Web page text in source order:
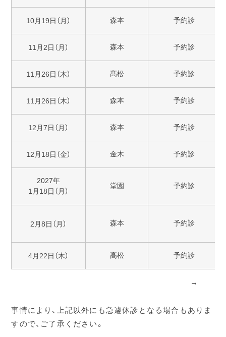
10月19日（月） 森本 予約診
11月2日（月） 森本 予約診
11月26日（木） 髙松 予約診
11月26日（木） 森本 予約診
12月7日（月） 森本 予約診
12月18日（金） 金木 予約診
2027年
1月18日（月）
堂園 予約診
2月8日（月） 森本 予約診
4月22日（木） 髙松 予約診
事情により、上記以外にも急遽休診となる場合もありま
すので、ご了承ください。